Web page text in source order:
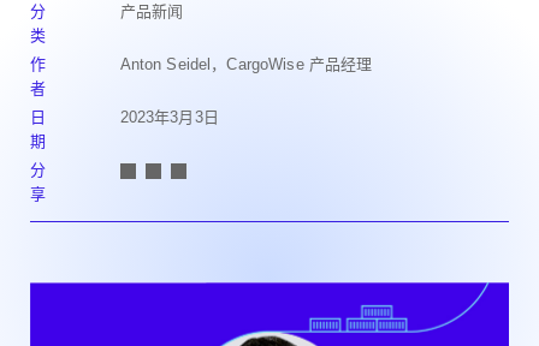
分
类
产品新闻
作
者
Anton Seidel，CargoWise 产品经理
日
期
2023年3月3日
分
享